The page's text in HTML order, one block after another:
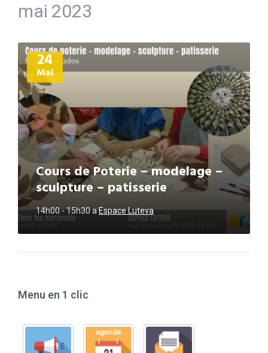
mai 2023
24
Mai
Cours de Poterie – modelage –
sculpture – patisserie
14h00 - 15h30aEspace Luteva
Plus
d'informations
Menu en 1 clic